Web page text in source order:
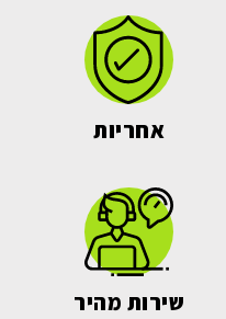
אחריות
שירות מהיר